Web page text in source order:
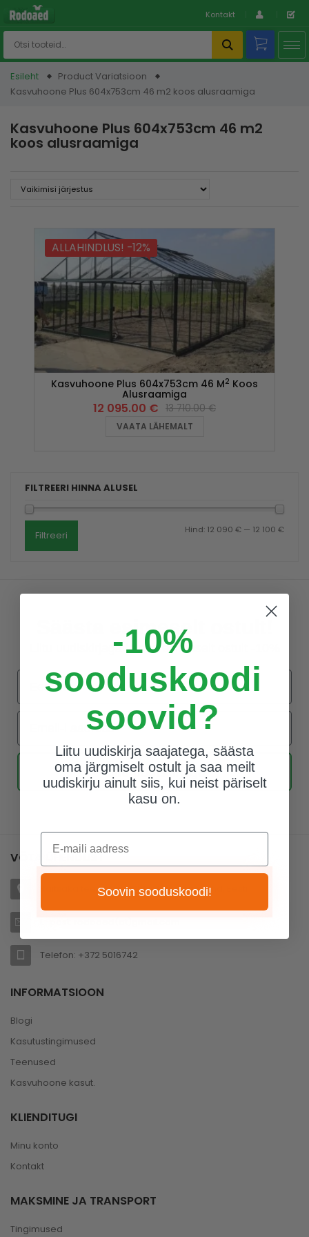
Kontakt
Esileht
Product Variatsioon
Kasvuhoone Plus 604x753cm 46 m2 koos alusraamiga
FILTREERI HINNA ALUSEL
Filtreeri Hind: 12 090 € — 12 100 €
Kasvuhoone Plus 604x753cm 46 m2
koos alusraamiga
ALLAHINDLUS! -12%
Kasvuhoone Plus 604x753cm 46 M2 Koos
Alusraamiga
13 710.00€
12 095.00 €
VAATA LÄHEMALT
Säästa esimeselt ostult!
Liitu uudiskirjaga ja saa esimeselt ostult -10%
Eesnimi
Email-i aadress
Liitu uudiskirjaga
VÕTA ÜHENDUST
Räitsaka tee 17, Viti, 76910 Harju maakond, Eesti
Telefon: +372 5016742
INFORMATSIOON
Blogi
Kasutustingimused
Teenused
Kasvuhoone kasut.
KLIENDITUGI
Minu konto
Kontakt
MAKSMINE JA TRANSPORT
Tingimused
-10%
sooduskoodi
soovid?
Liitu uudiskirja saajatega, säästa
oma järgmiselt ostult ja saa meilt
uudiskirju ainult siis, kui neist päriselt
kasu on.
E-maili aadress
Soovin sooduskoodi!